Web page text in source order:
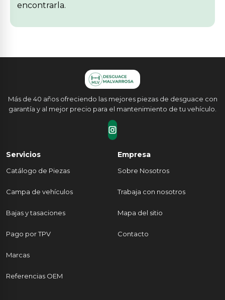
encontrarla.
Más de 40 años ofreciendo las mejores piezas de desguace con
garantía y al mejor precio para el mantenimiento de tu vehículo.
Servicios
Catálogo de Piezas
Campa de vehículos
Bajas y tasaciones
Pago por TPV
Marcas
Referencias OEM
Empresa
Sobre Nosotros
Trabaja con nosotros
Mapa del sitio
Contacto